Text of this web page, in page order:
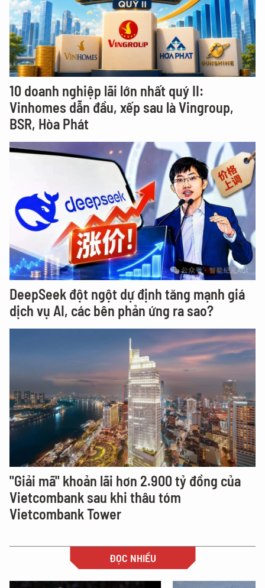
10 doanh nghiệp lãi lớn nhất quý II:
Vinhomes dẫn đầu, xếp sau là Vingroup,
BSR, Hòa Phát
DeepSeek đột ngột dự định tăng mạnh giá
dịch vụ AI, các bên phản ứng ra sao?
"Giải mã" khoản lãi hơn 2.900 tỷ đồng của
Vietcombank sau khi thâu tóm
Vietcombank Tower
ĐỌC NHIỀU